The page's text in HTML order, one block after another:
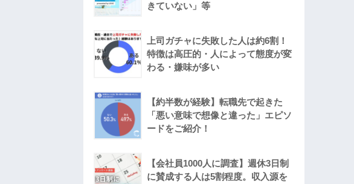
きていない」等
上司ガチャに失敗した人は約6割！
特徴は高圧的・人によって態度が変
わる・嫌味が多い
【約半数が経験】転職先で起きた
「悪い意味で想像と違った」エピソ
ードをご紹介！
【会社員1000人に調査】週休3日制
に賛成する人は5割程度。収入源を